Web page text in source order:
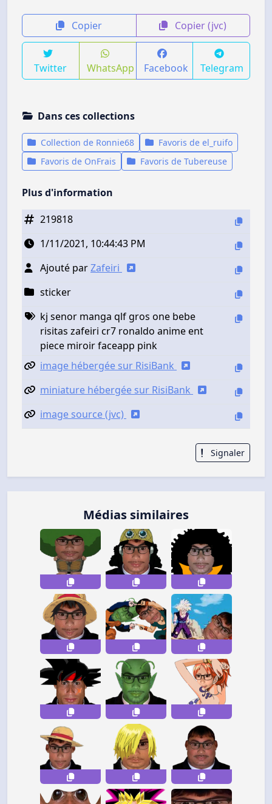
Copier Copier (jvc)
Twitter WhatsApp Facebook Telegram
Dans ces collections
Collection de Ronnie68
Favoris de el_ruifo
Favoris de OnFrais
Favoris de Tubereuse
Plus d'information
219818
1/11/2021, 10:44:43 PM
Ajouté parZafeiri
sticker
kj senor manga qlf gros one bebe
risitas zafeiri cr7 ronaldo anime ent
piece miroir faceapp pink
image hébergée sur RisiBank
miniature hébergée sur RisiBank
image source (jvc)
Signaler
Médias similaires